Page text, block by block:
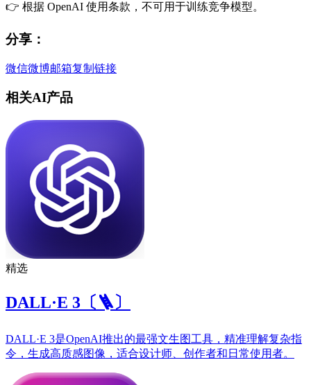
👉 根据 OpenAI 使用条款，不可用于训练竞争模型。
分享：
微信微博邮箱复制链接
相关AI产品
精选
DALL·E 3〔🪜〕
DALL·E 3是OpenAI推出的最强文生图工具，精准理解复杂指
令，生成高质感图像，适合设计师、创作者和日常使用者。